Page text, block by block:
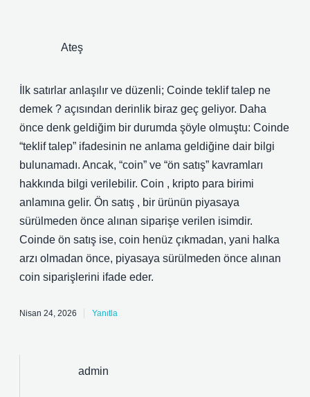
Ateş
İlk satırlar anlaşılır ve düzenli; Coinde teklif talep ne
demek ? açısından derinlik biraz geç geliyor. Daha
önce denk geldiğim bir durumda şöyle olmuştu: Coinde
“teklif talep” ifadesinin ne anlama geldiğine dair bilgi
bulunamadı. Ancak, “coin” ve “ön satış” kavramları
hakkında bilgi verilebilir. Coin , kripto para birimi
anlamına gelir. Ön satış , bir ürünün piyasaya
sürülmeden önce alınan siparişe verilen isimdir.
Coinde ön satış ise, coin henüz çıkmadan, yani halka
arzı olmadan önce, piyasaya sürülmeden önce alınan
coin siparişlerini ifade eder.
Nisan 24, 2026 Yanıtla
admin